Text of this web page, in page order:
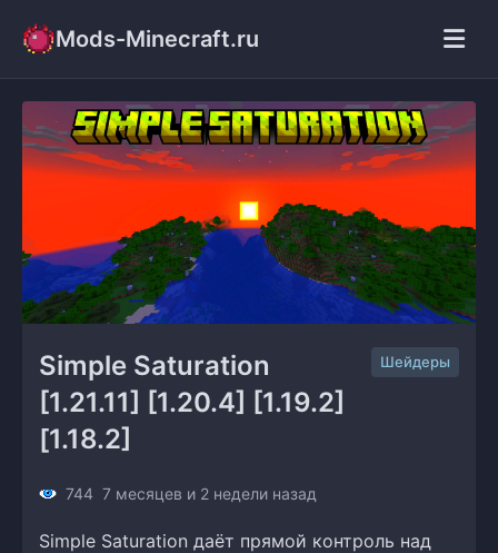
Mods-Minecraft.ru
Simple Saturation
[1.21.11] [1.20.4] [1.19.2]
[1.18.2]
Шейдеры
744 7 месяцев и 2 недели назад
Simple Saturation даёт прямой контроль над